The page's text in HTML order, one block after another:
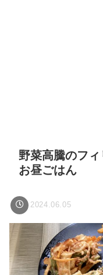
野菜高騰のフ
お昼ごはん
2024.06.05